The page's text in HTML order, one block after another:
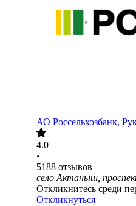
АО Россельхозбанк,
4.0
•
5188 отзывов
село Актаныш,
Откликнитесь среди
Откликнуться